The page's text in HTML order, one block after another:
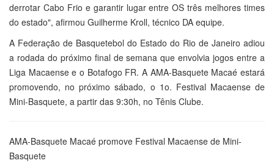
derrotar Cabo Frio e garantir lugar entre OS três melhores times
do estado", afirmou Guilherme Kroll, técnico DA equipe.
A Federação de Basquetebol do Estado do Rio de Janeiro adiou
a rodada do próximo final de semana que envolvia jogos entre a
Liga Macaense e o Botafogo FR. A AMA-Basquete Macaé estará
promovendo, no próximo sábado, o 1o. Festival Macaense de
Mini-Basquete, a partir das 9:30h, no Tênis Clube.
AMA-Basquete Macaé promove Festival Macaense de Mini-
Basquete